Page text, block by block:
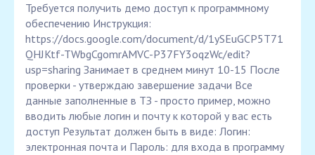
Требуется получить демо доступ к программному
обеспечению Инструкция:
https://docs.google.com/document/d/1ySEuGCP5T71
QHJKtf-TWbgCgomrAMVC-P37FY3oqzWc/edit?
usp=sharing Занимает в среднем минут 10-15 После
проверки - утверждаю завершение задачи Все
данные заполненные в ТЗ - просто пример, можно
вводить любые логин и почту к которой у вас есть
доступ Результат должен быть в виде: Логин:
электронная почта и Пароль: для входа в программу